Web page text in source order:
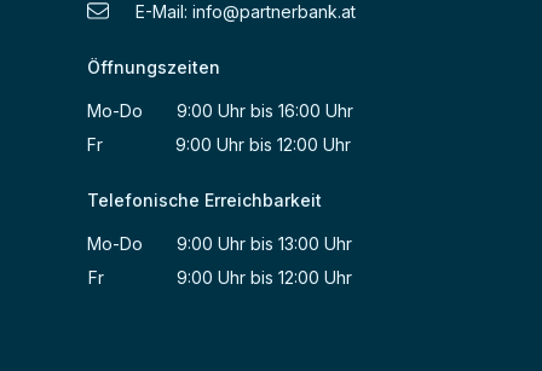
E-Mail: info@partnerbank.at
Öffnungszeiten
Mo-Do 9:00 Uhr bis 16:00 Uhr
Fr 9:00 Uhr bis 12:00 Uhr
Telefonische Erreichbarkeit
Mo-Do 9:00 Uhr bis 13:00 Uhr
Fr 9:00 Uhr bis 12:00 Uhr